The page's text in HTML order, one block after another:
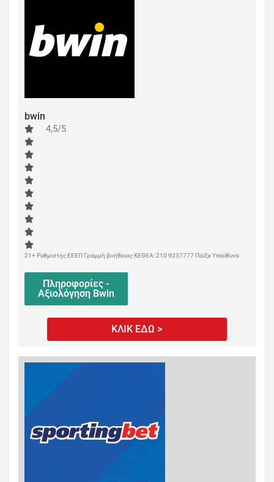
bwin
4,5/5
21+ Ρυθμιστής ΕΕΕΠ Γραμμή βοήθειας ΚΕΘΕΑ: 210 9237777 Παίξε Υπεύθυνα
Πληροφορίες -
Αξιολόγηση Bwin
ΚΛΙΚ ΕΔΩ >